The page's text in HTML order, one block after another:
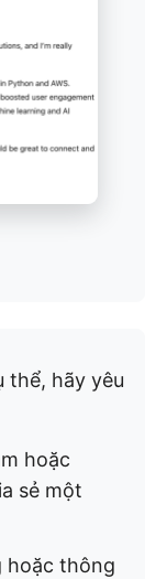
thể, hãy yêu
hoặc
sẻ một
hoặc thông